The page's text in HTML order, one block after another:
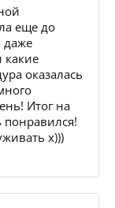
еще до
даже
какие
оказалась
Итог на
x)))